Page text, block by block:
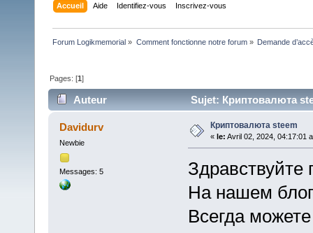
Accueil Aide Identifiez-vous Inscrivez-vous
Forum Logikmemorial » Comment fonctionne notre forum» Demande
Pages: [1]
Auteur Sujet: Криптовалюта
Davidurv
Newbie
Messages: 5
Криптовалюта steem
« le: Avril 02, 2024, 04:17:01
Здравствуйте
На нашем
Всегда